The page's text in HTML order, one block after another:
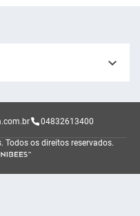
04832613400
Todos os direitos reservados.